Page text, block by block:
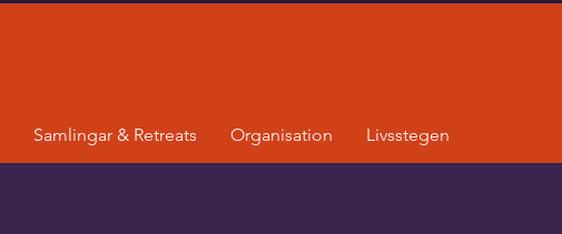
Samlingar & Retreats Organisation Livsstegen